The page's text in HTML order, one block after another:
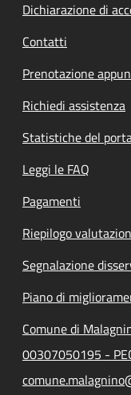
Dichiarazione di
Contatti
Prenotazione
Richiedi assistenza
Statistiche del
Leggi le FAQ
Pagamenti
Riepilogo
Segnalazione
Piano di
Comune di
00307050195 -